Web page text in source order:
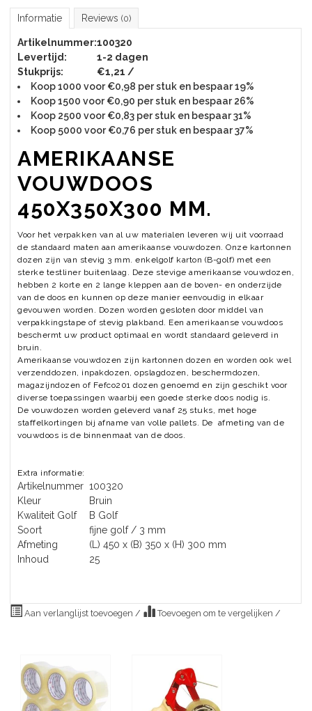
Informatie Reviews (0)
Artikelnummer:100320
Levertijd:
1-2 dagen
Stukprijs:
€1,21 /
Koop 1000 voor €0,98 per stuk en bespaar 19%
Koop 1500 voor €0,90 per stuk en bespaar 26%
Koop 2500 voor €0,83 per stuk en bespaar 31%
Koop 5000 voor €0,76 per stuk en bespaar 37%
AMERIKAANSE
VOUWDOOS
450X350X300 MM.
Voor het verpakken van al uw materialen leveren wij uit voorraad
de standaard maten aan amerikaanse vouwdozen. Onze kartonnen
dozen zijn van stevig 3 mm. enkelgolf karton (B-golf) met een
sterke testliner buitenlaag. Deze stevige amerikaanse vouwdozen,
hebben 2 korte en 2 lange kleppen aan de boven- en onderzijde
van de doos en kunnen op deze manier eenvoudig in elkaar
gevouwen worden. Dozen worden gesloten door middel van
verpakkingstape of stevig plakband. Een amerikaanse vouwdoos
beschermt uw product optimaal en wordt standaard geleverd in
bruin.
Amerikaanse vouwdozen zijn kartonnen dozen en worden ook wel
verzenddozen, inpakdozen, opslagdozen, beschermdozen,
magazijndozen of Fefco201 dozen genoemd en zijn geschikt voor
diverse toepassingen waarbij een goede sterke doos nodig is.
De vouwdozen worden geleverd vanaf 25 stuks, met hoge
staffelkortingen bij afname van volle pallets. De afmeting van de
vouwdoos is de binnenmaat van de doos.
Extra informatie:
Artikelnummer 100320
Kleur
Bruin
Kwaliteit Golf
B Golf
Soort
fijne golf / 3 mm
Afmeting
(L) 450 x (B) 350 x (H) 300 mm
Inhoud
25
Aan verlanglijst toevoegen / Toevoegen om te vergelijken /